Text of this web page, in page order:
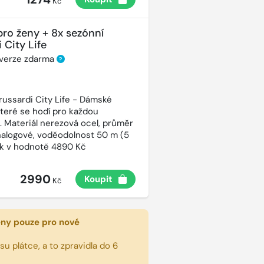
ženy + 8x sezónní
City Life
zdarma ?
City Life - Dámské
se hodí pro každou
Materiál nerezová ocel, průměr
voděodolnost 50 m (5
v hodnotě 4890 Kč
2990Kč Koupit
pouze pro nové
plátce, a to zpravidla do 6